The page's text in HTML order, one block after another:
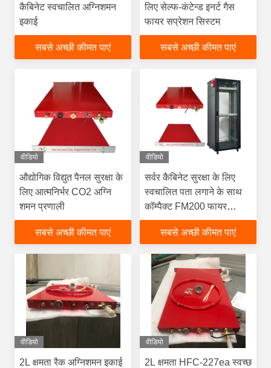
कैबिनेट स्वचालित अग्निशमन
इकाई
सबसे अच्छी कीमत पाएं
लिए सेल्फ-कंटेन्ड इनर्ट गैस
फायर सप्रेशन सिस्टम
सबसे अच्छी कीमत पाएं
वीडियो
औद्योगिक विद्युत पैनल सुरक्षा के
लिए आत्मनिर्भर CO2 अग्नि
शमन प्रणाली
सबसे अच्छी कीमत पाएं
वीडियो
सर्वर कैबिनेट सुरक्षा के लिए
स्वचालित पता लगाने के साथ
कॉम्पैक्ट FM200 फायर
सिस्टम
सबसे अच्छी कीमत पाएं
वीडियो
2L क्षमता रैक अग्निशमन इकाई
वीडियो
2L क्षमता HFC-227ea स्वच्छ